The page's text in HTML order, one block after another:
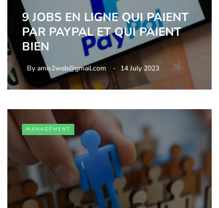
9 JOBS EN LIGNE QUI PAIENT
PAR PAYPAL ET QUI PAIENT
BIEN
By amis2web@gmail.com 14 July 2023
MANAGEMENT